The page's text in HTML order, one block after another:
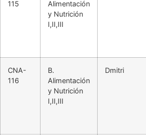
115
Alimentación
y Nutrición
I,II,III
CNA-
116
B.
Alimentación
y Nutrición
I,II,III
Dmitri